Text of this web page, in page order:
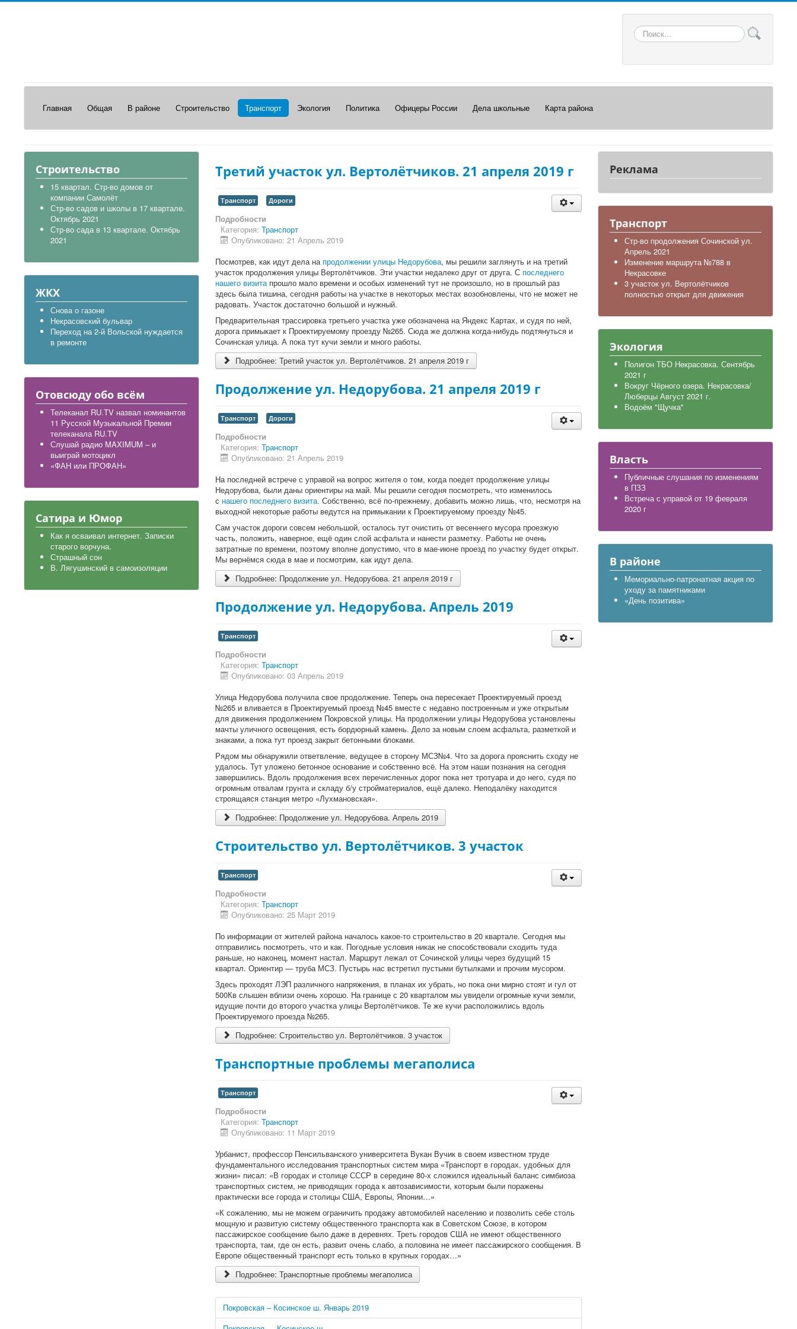
Искать...
Главная Общая В районе Строительство Транспорт Экология Политика Офицеры России Дела школьные Карта района
Строительство
15 квартал. Стр-во домов от
компании Самолёт
Стр-во садов и школы в 17 квартале.
Октябрь 2021
Стр-во сада в 13 квартале. Октябрь
2021
ЖКХ
Снова о газоне
Некрасовский бульвар
Переход на 2-й Вольской нуждается
в ремонте
Отовсюду обо всём
Телеканал RU.TV назвал номинантов
11 Русской Музыкальной Премии
телеканала RU.TV
Слушай радио MAXIMUM – и
выиграй мотоцикл
«ФАН или ПРОФАН»
Сатира и Юмор
Как я осваивал интернет. Записки
старого ворчуна.
Страшный сон
В. Лягушинский в самоизоляции
Третий участок ул. Вертолётчиков. 21 апреля 2019 г
Транспорт Дороги
Подробности
Категория: Транспорт
Опубликовано: 21 Апрель 2019
Посмотрев, как идут дела напродолжении улицы Недорубова, мы решили заглянуть и на третий
участок продолжения улицы Вертолётчиков. Эти участки недалеко друг от друга. С последнего
нашего визитапрошло мало времени и особых изменений тут не произошло, но в прошлый раз
здесь была тишина, сегодня работы на участке в некоторых местах возобновлены, что не может не
радовать. Участок достаточно большой и нужный.
Предварительная трассировка третьего участка уже обозначена на Яндекс Картах, и судя по ней,
дорога примыкает к Проектируемому проезду №265. Сюда же должна когда-нибудь подтянуться и
Сочинская улица. А пока тут кучи земли и много работы.
Подробнее: Третий участок ул. Вертолётчиков. 21 апреля 2019 г
Продолжение ул. Недорубова. 21 апреля 2019 г
Транспорт Дороги
Подробности
Категория: Транспорт
Опубликовано: 21 Апрель 2019
На последней встрече с управой на вопрос жителя о том, когда поедет продолжение улицы
Недорубова, были даны ориентиры на май. Мы решили сегодня посмотреть, что изменилось
с нашего последнего визита. Собственно, всё по-прежнему, добавить можно лишь, что, несмотря на
выходной некоторые работы ведутся на примыкании к Проектируемому проезду №45.
Сам участок дороги совсем небольшой, осталось тут очистить от весеннего мусора проезжую
часть, положить, наверное, ещё один слой асфальта и нанести разметку. Работы не очень
затратные по времени, поэтому вполне допустимо, что в мае-июне проезд по участку будет открыт.
Мы вернёмся сюда в мае и посмотрим, как идут дела.
Подробнее: Продолжение ул. Недорубова. 21 апреля 2019 г
Продолжение ул. Недорубова. Апрель 2019
Транспорт
Подробности
Категория: Транспорт
Опубликовано: 03 Апрель 2019
Улица Недорубова получила свое продолжение. Теперь она пересекает Проектируемый проезд
№265 и вливается в Проектируемый проезд №45 вместе с недавно построенным и уже открытым
для движения продолжением Покровской улицы. На продолжении улицы Недорубова установлены
мачты уличного освещения, есть бордюрный камень. Дело за новым слоем асфальта, разметкой и
знаками, а пока тут проезд закрыт бетонными блоками.
Рядом мы обнаружили ответвление, ведущее в сторону МСЗ№4. Что за дорога прояснить сходу не
удалось. Тут уложено бетонное основание и собственно всё. На этом наши познания на сегодня
завершились. Вдоль продолжения всех перечисленных дорог пока нет тротуара и до него, судя по
огромным отвалам грунта и складу б/у стройматериалов, ещё далеко. Неподалёку находится
строящаяся станция метро «Лухмановская».
Подробнее: Продолжение ул. Недорубова. Апрель 2019
Строительство ул. Вертолётчиков. 3 участок
Транспорт
Подробности
Категория: Транспорт
Опубликовано: 25 Март 2019
По информации от жителей района началось какое-то строительство в 20 квартале. Сегодня мы
отправились посмотреть, что и как. Погодные условия никак не способствовали сходить туда
раньше, но наконец, момент настал. Маршрут лежал от Сочинской улицы через будущий 15
квартал. Ориентир — труба МСЗ. Пустырь нас встретил пустыми бутылками и прочим мусором.
Здесь проходят ЛЭП различного напряжения, в планах их убрать, но пока они мирно стоят и гул от
500Кв слышен вблизи очень хорошо. На границе с 20 кварталом мы увидели огромные кучи земли,
идущие почти до второго участка улицы Вертолётчиков. Те же кучи расположились вдоль
Проектируемого проезда №265.
Подробнее: Строительство ул. Вертолётчиков. 3 участок
Транспортные проблемы мегаполиса
Транспорт
Подробности
Категория: Транспорт
Опубликовано: 11 Март 2019
Урбанист, профессор Пенсильванского университета Вукан Вучик в своем известном труде
фундаментального исследования транспортных систем мира «Транспорт в городах, удобных для
жизни» писал: «В городах и столице СССР в середине 80-х сложился идеальный баланс симбиоза
транспортных систем, не приводящих города к автозависимости, которым были поражены
практически все города и столицы США, Европы, Японии…»
«К сожалению, мы не можем ограничить продажу автомобилей населению и позволить себе столь
мощную и развитую систему общественного транспорта как в Советском Союзе, в котором
пассажирское сообщение было даже в деревнях. Треть городов США не имеют общественного
транспорта, там, где он есть, развит очень слабо, а половина не имеет пассажирского сообщения. В
Европе общественный транспорт есть только в крупных городах…»
Подробнее: Транспортные проблемы мегаполиса
Покровская – Косинское ш. Январь 2019
Реклама
Транспорт
Стр-во продолжения Сочинской ул.
Апрель 2021
Изменение маршрута №788 в
Некрасовке
3 участок ул. Вертолётчиков
полностью открыт для движения
Экология
Полигон ТБО Некрасовка. Сентябрь
2021 г
Вокруг Чёрного озера. Некрасовка/
Люберцы Август 2021 г.
Водоём "Щучка"
Власть
Публичные слушания по изменениям
в ПЗЗ
Встреча с управой от 19 февраля
2020 г
В районе
Мемориально-патронатная акция по
уходу за памятниками
«День позитива»